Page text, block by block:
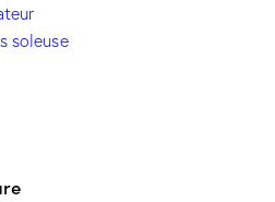
soleuse